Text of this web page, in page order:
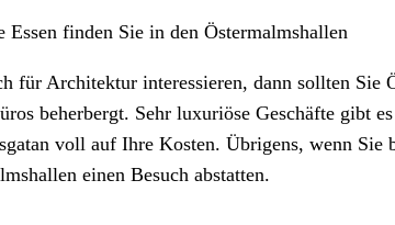
Essen finden Sie in den Östermalmshallen
für Architektur interessieren, dann sollten Sie
beherbergt. Sehr luxuriöse Geschäfte gibt
voll auf Ihre Kosten. Übrigens, wenn Sie
einen Besuch abstatten.